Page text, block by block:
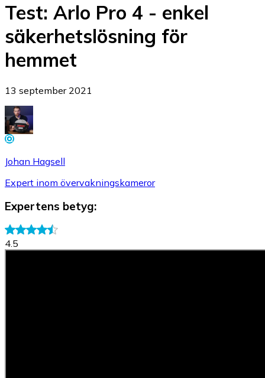
Test: Arlo Pro 4 - enkel
säkerhetslösning för
hemmet
13 september 2021
Johan Hagsell
Expert inom övervakningskameror
Expertens betyg:
4.5